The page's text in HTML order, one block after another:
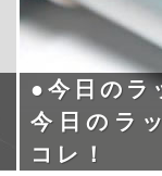
●今日のラ
今日のラ
コレ！